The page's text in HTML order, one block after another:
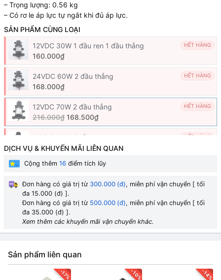
– Trọng lượng: 0.56 kg
– Có rơ le áp lực tự ngắt khi đủ áp lực.
SẢN PHẨM CÙNG LOẠI
12VDC 30W 1 đầu ren 1 đầu thẳng
HẾT HÀNG
160.000₫
24VDC 60W 2 đầu thẳng HẾT HÀNG
168.000₫
12VDC 70W 2 đầu thẳng HẾT HÀNG
216.000₫ 168.500₫
12VDC 60W 2 đầu ren HẾT HÀNG
170.000₫
24VDC 60W 2 đầu ren
12VDC 70W 2 đầu ren
227.000₫
DỊCH VỤ & KHUYẾN MÃI LIÊN QUAN
Cộng thêm 16 điểm tích lũy
Đơn hàng có giá trị từ 300.000 (đ), miễn phí vận chuyển [ tối
đa 15.000 (đ) ].
Đơn hàng có giá trị từ 500.000 (đ), miễn phí vận chuyển [ tối
đa 35.000 (đ) ].
Xem thêm các khuyến mãi vận chuyển khác.
Sản phẩm liên quan
-17% -10% -14%